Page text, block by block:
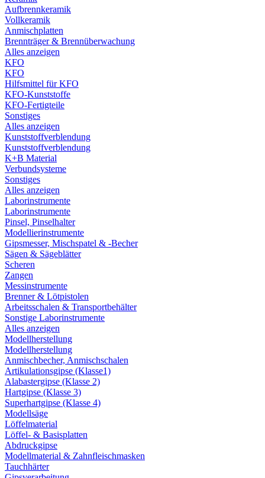
Aufbrennkeramik
Vollkeramik
Anmischplatten
Brennträger & Brennüberwachung
Alles anzeigen
KFO
KFO
Hilfsmittel für KFO
KFO-Kunststoffe
KFO-Fertigteile
Sonstiges
Alles anzeigen
Kunststoffverblendung
Kunststoffverblendung
K+B Material
Verbundsysteme
Sonstiges
Alles anzeigen
Laborinstrumente
Laborinstrumente
Pinsel, Pinselhalter
Modellierinstrumente
Gipsmesser, Mischspatel & -Becher
Sägen & Sägeblätter
Scheren
Zangen
Messinstrumente
Brenner & Lötpistolen
Arbeitsschalen & Transportbehälter
Sonstige Laborinstrumente
Alles anzeigen
Modellherstellung
Modellherstellung
Anmischbecher, Anmischschalen
Artikulationsgipse (Klasse1)
Alabastergipse (Klasse 2)
Hartgipse (Klasse 3)
Superhartgipse (Klasse 4)
Modellsäge
Löffelmaterial
Löffel- & Basisplatten
Abdruckgipse
Modellmaterial & Zahnfleischmasken
Tauchhärter